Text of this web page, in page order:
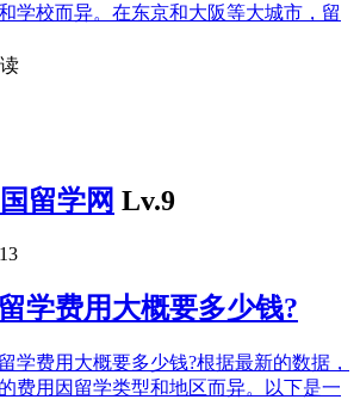
学校而异。在东京和大阪等大城市，留
留学网 Lv.9
学费用大概要多少钱?
费用大概要多少钱?根据最新的数据，
费用因留学类型和地区而异。以下是一